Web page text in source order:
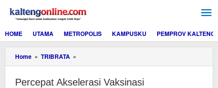
konten
HOME
UTAMA METROPOLIS KAMPUSKU PEMPROV KALTENG
Home » TRIBRATA »
Akselerasi
Percepat Akselerasi Vaksinasi